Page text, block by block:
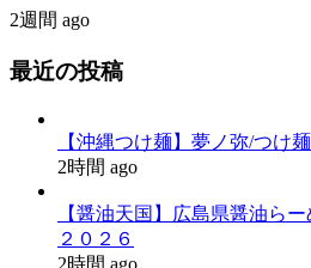
2週間 ago
最近の投稿
【沖縄つけ麺】夢ノ弥/つけ
2時間 ago
【醤油天国】広島県醤油ら
２０２６